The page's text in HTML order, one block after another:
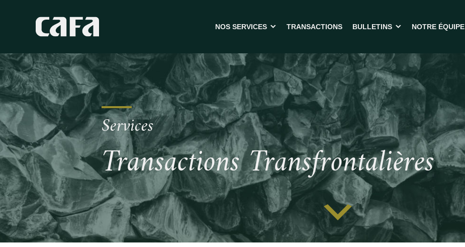
NOS SERVICES
ACHETER UNE ENTREPRISE
RACHAT PAR DIRECTION (MBO)
TRANSACTIONS TRANSFRONTALIÈRES
FINANCEMENT
SERVICES-CONSEILS
TRANSACTIONS
BULLETINS
OUTILS
FOIRE AUX QUESTIONS
NOTRE ÉQUIPE
Services
Transactions Transfrontalières